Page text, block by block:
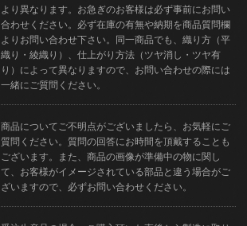
より異なります。お急ぎのお客様は必ず事前にお問い
合わせください。必ず在庫の有無や納期を商品質問欄
よりお問い合わせ下さい。同一商品でも、織り方（平
織り・綾織り）、仕上がり方法（ツヤ消し・ツヤ有
り）によって異なりますので、お問い合わせの際には
一緒にご質問ください。
商品についてご不明点がございましたら、お気軽にご
質問ください。質問の回答にお時間を頂戴することも
ございます。また、商品の画像が準備中の物に関し
て、お客様がイメージされている部品と違う場合がご
ざいますので、必ずお問い合わせください。